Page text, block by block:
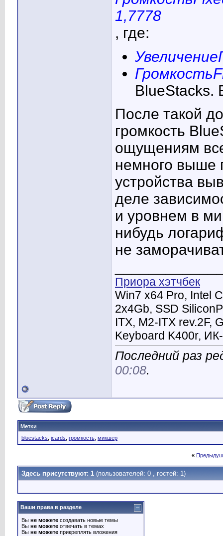
1,7778
, где:
BlueStacks.
После такой
громкость
ощущениям
немного выше
устройства
деле
и уровнем в
нибудь
не
Приора хэтчбек
Win7 x64 Pro, Intel
2x4Gb, SSD
ITX, M2-ITX rev.2F,
Keyboard K400r,
Последний раз
00:08.
Метки
bluestacks icards громкость микшер
«
Здесь присутствуют: 1 (пользователей: 0 , гостей: 1)
Ваши права в разделе
Вы не можете создавать новые темы
Вы не можете отвечать в темах
Вы не можете прикреплять вложения